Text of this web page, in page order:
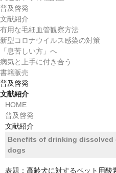
定例講演会
講演会の報告資料
講演会へのお申込み方法
講習協力活動
WOX美酸素頭皮ケア
化粧品によるQOLアップと
知っておきたいルール
大辻まい子の相談室
普及啓発
文献紹介
有用な毛細血管観察方法
新型コロナウイルス感染の対策
「息苦しい方」へ
病気と上手に付き合う
書籍販売
普及啓発
文献紹介
HOME
普及啓発
文献紹介
Benefits of drinking dissolved
dogs
表題：高齢犬に対するペット用